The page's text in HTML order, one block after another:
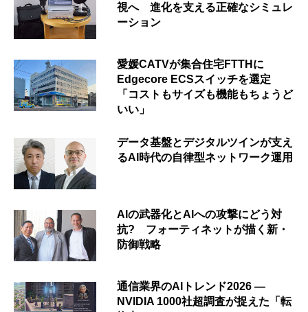
視へ 進化を支える正確なシミュレ
ーション
愛媛CATVが集合住宅FTTHに
Edgecore ECSスイッチを選定
「コストもサイズも機能もちょうど
いい」
データ基盤とデジタルツインが支え
るAI時代の自律型ネットワーク運用
AIの武器化とAIへの攻撃にどう対
抗? フォーティネットが描く新・
防御戦略
通信業界のAIトレンド2026 ―
NVIDIA 1000社超調査が捉えた「転